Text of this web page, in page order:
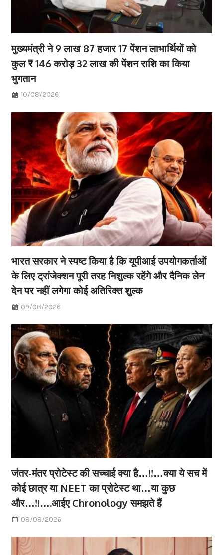
मुख्यमंत्री ने 9 लाख 87 हजार 17 पेंशन लाभार्थियों को
कुल ₹ 146 करोड़ 32 लाख की पेंशन राशि का किया
भुगतान
10/08/2026
भारत सरकार ने स्पष्ट किया है कि यूपीआई उपयोगकर्ताओं
के लिए ट्रांजेक्शन पूरी तरह निशुल्क रहेंगे और दैनिक लेन-
देन पर नहीं लगेगा कोई अतिरिक्त शुल्क
09/08/2026
जंतर-मंतर प्रोटेस्ट की सच्चाई क्या है…!!…क्या ये सच में
कोई छात्र या NEET का प्रोटेस्ट था…या कुछ
और…!!….आईए Chronology समझते हैं
08/08/2026